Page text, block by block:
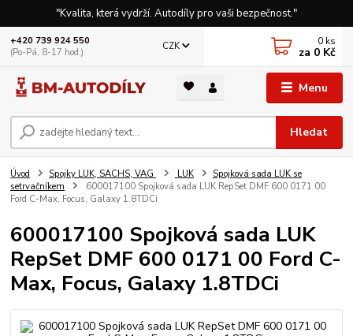
"Kvalita, která vydrží. Autodíly pro vaši bezpečnost."
Menu
CZK
Hledat
+420 739 924 550
(Po-Pá, 8-17 hod.)
0 ks
za 0 Kč
Úvod Spojky LUK, SACHS, VAG LUK
Spojková sada LUK se
setrvačníkem
600017100 Spojková sada LUK RepSet DMF 600 0171 00
Ford C-Max, Focus, Galaxy 1.8TDCi
600017100 Spojková sada LUK
RepSet DMF 600 0171 00 Ford C-
Max, Focus, Galaxy 1.8TDCi